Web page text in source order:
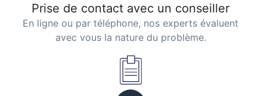
Prise de contact avec un conseiller
En ligne ou par téléphone, nos experts évaluent
avec vous la nature du problème.